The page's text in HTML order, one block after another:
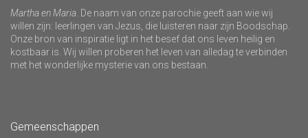
Martha en Maria . De naam van onze parochie geeft aan wie wij
willen zijn: leerlingen van Jezus, die luisteren naar zijn Boodschap.
Onze bron van inspiratie ligt in het besef dat ons leven heilig en
kostbaar is. Wij willen proberen het leven van alledag te verbinden
met het wonderlijke mysterie van ons bestaan.
Gemeenschappen